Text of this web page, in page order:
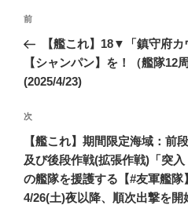
投
ナ
ビ
ー
シ
ョ
ン
前
の
投
稿
前
【艦これ】18▼「鎮守府
【シャンパン】を！（艦隊12
(2025/4/23)
次
の
投
稿
次
【艦これ】期間限定海域：前
及び後段作戦(拡張作戦)「突
の艦隊を援護する【#友軍艦
4/26(土)夜以降、順次出撃を開